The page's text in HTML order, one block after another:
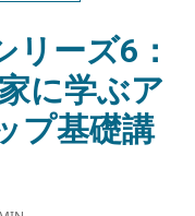
リーズ6：
に学ぶア
プ基礎講